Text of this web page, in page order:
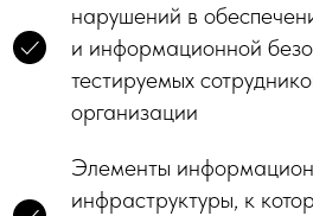
нарушений в
и информационной
тестируемых
организации
Элементы
инфраструктуры, к